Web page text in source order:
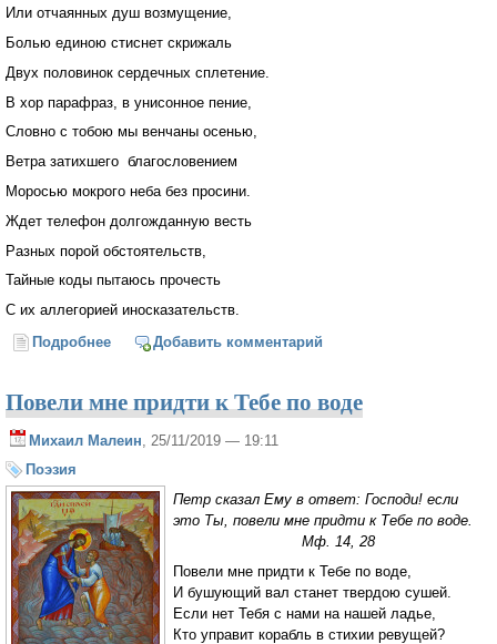
Или отчаянных душ возмущение,
Болью единою стиснет скрижаль
Двух половинок сердечных сплетение.
В хор парафраз, в унисонное пение,
Словно с тобою мы венчаны осенью,
Ветра затихшего благословением
Моросью мокрого неба без просини.
Ждет телефон долгожданную весть
Разных порой обстоятельств,
Тайные коды пытаюсь прочесть
С их аллегорией иносказательств.
Подробнее о Осень и ты
Добавить комментарий
Повели мне придти к Тебе по воде
Михаил Малеин , 25/11/2019 — 19:11
Поэзия
Петр сказал Ему в ответ: Господи! если
это Ты, повели мне придти к Тебе по воде.
Мф. 14, 28
Повели мне придти к Тебе по воде,
И бушующий вал станет твердою сушей.
Если нет Тебя с нами на нашей ладье,
Кто управит корабль в стихии ревущей?